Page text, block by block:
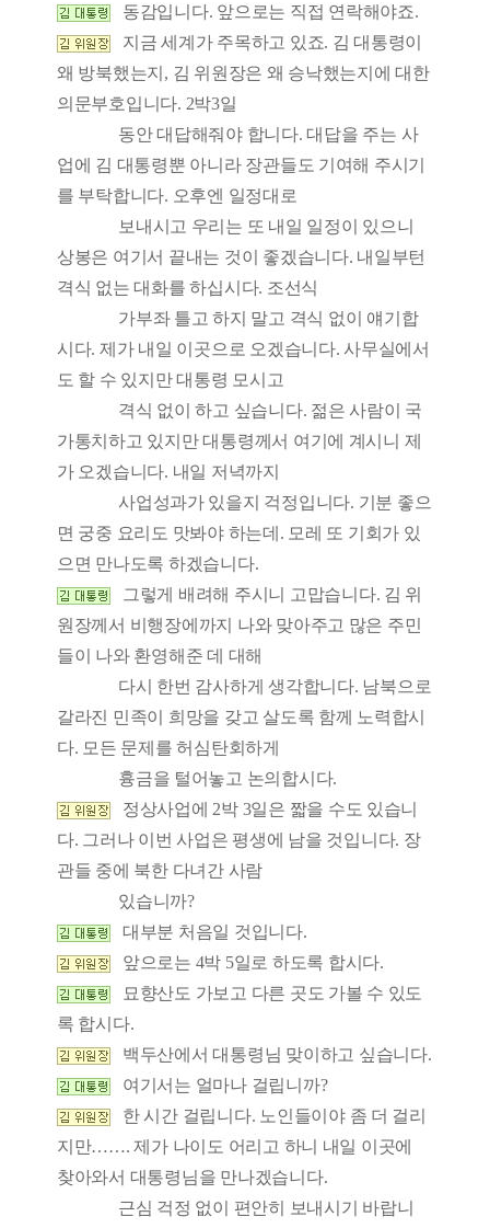
동감입니다. 앞으로는 직접 연락해야죠.
지금 세계가 주목하고 있죠. 김 대통령이
왜 방북했는지, 김 위원장은 왜 승낙했는지에 대한
의문부호입니다. 2박3일
동안 대답해줘야 합니다. 대답을 주는 사
업에 김 대통령뿐 아니라 장관들도 기여해 주시기
를 부탁합니다. 오후엔 일정대로
보내시고 우리는 또 내일 일정이 있으니
상봉은 여기서 끝내는 것이 좋겠습니다. 내일부턴
격식 없는 대화를 하십시다. 조선식
가부좌 틀고 하지 말고 격식 없이 얘기합
시다. 제가 내일 이곳으로 오겠습니다. 사무실에서
도 할 수 있지만 대통령 모시고
격식 없이 하고 싶습니다. 젊은 사람이 국
가통치하고 있지만 대통령께서 여기에 계시니 제
가 오겠습니다. 내일 저녁까지
사업성과가 있을지 걱정입니다. 기분 좋으
면 궁중 요리도 맛봐야 하는데. 모레 또 기회가 있
으면 만나도록 하겠습니다.
그렇게 배려해 주시니 고맙습니다. 김 위
원장께서 비행장에까지 나와 맞아주고 많은 주민
들이 나와 환영해준 데 대해
다시 한번 감사하게 생각합니다. 남북으로
갈라진 민족이 희망을 갖고 살도록 함께 노력합시
다. 모든 문제를 허심탄회하게
흉금을 털어놓고 논의합시다.
정상사업에 2박 3일은 짧을 수도 있습니
다. 그러나 이번 사업은 평생에 남을 것입니다. 장
관들 중에 북한 다녀간 사람
있습니까?
대부분 처음일 것입니다.
앞으로는 4박 5일로 하도록 합시다.
묘향산도 가보고 다른 곳도 가볼 수 있도
록 합시다.
백두산에서 대통령님 맞이하고 싶습니다.
여기서는 얼마나 걸립니까?
한 시간 걸립니다. 노인들이야 좀 더 걸리
지만……. 제가 나이도 어리고 하니 내일 이곳에
찾아와서 대통령님을 만나겠습니다.
근심 걱정 없이 편안히 보내시기 바랍니